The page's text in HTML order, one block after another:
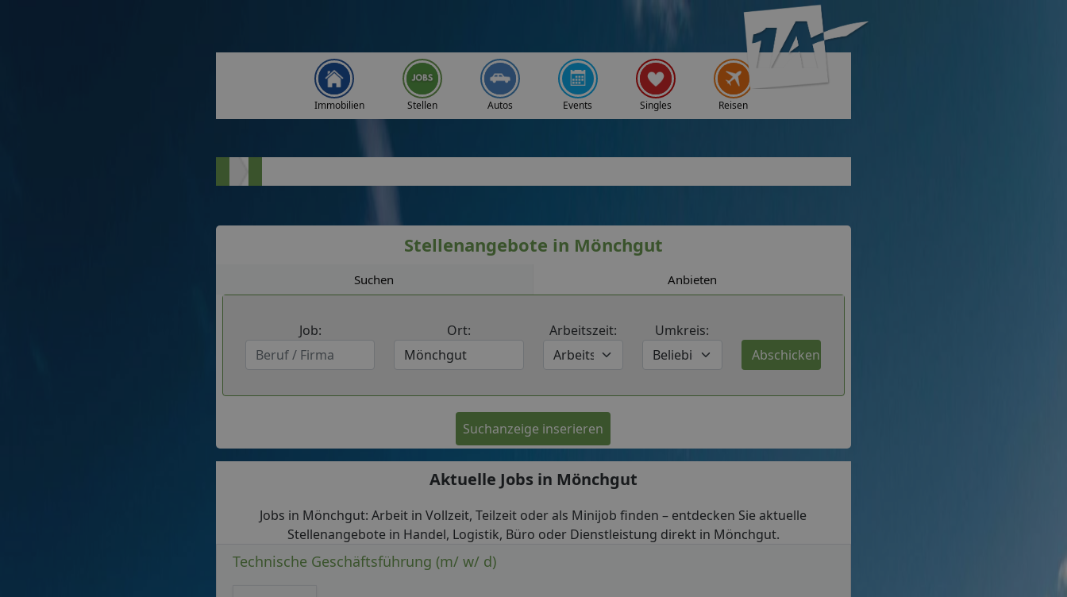
Immobilien Stellen Autos Events Singles Reisen
Stellenangebote in Mönchgut
Suchen Anbieten
Job: Ort: Arbeitszeit: Umkreis:
Suchanzeige inserieren
Aktuelle Jobs in Mönchgut
Jobs in Mönchgut: Arbeit in Vollzeit, Teilzeit oder als Minijob finden – entdecken Sie aktuelle
Stellenangebote in Handel, Logistik, Büro oder Dienstleistung direkt in Mönchgut.
Technische Geschäftsführung (m/ w/ d)